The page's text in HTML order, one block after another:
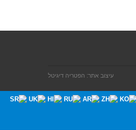
עיצוב אתר: הפטריה דיגיטל